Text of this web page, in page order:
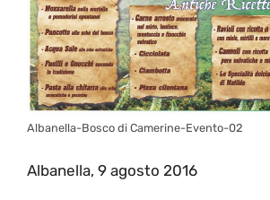
Albanella-Bosco di Camerine-Evento-02
Albanella, 9 agosto 2016